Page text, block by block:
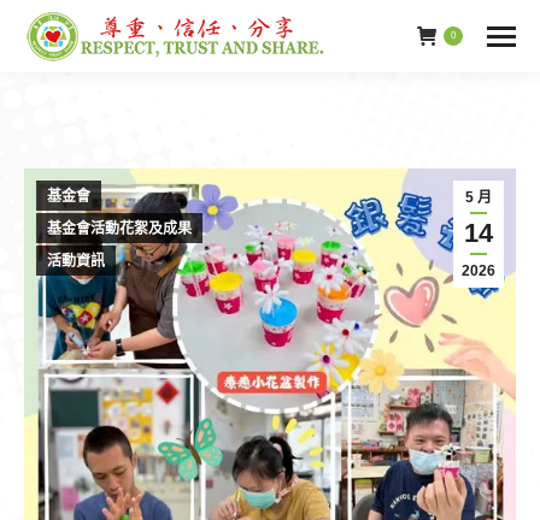
0
5 月
14
2026
基金會
基金會活動花絮及成果
活動資訊